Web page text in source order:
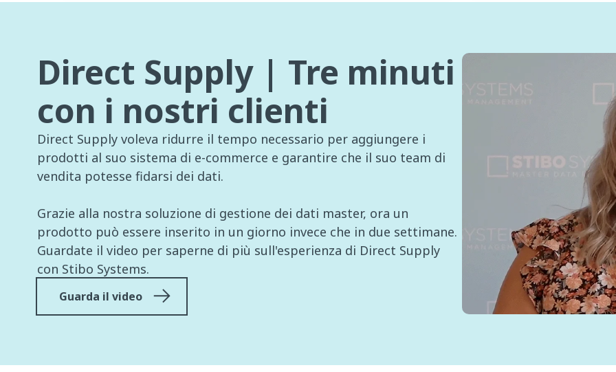
Direct Supply | Tre minuti
con i nostri clienti
Direct Supply voleva ridurre il tempo necessario per aggiungere i
prodotti al suo sistema di e-commerce e garantire che il suo team di
vendita potesse fidarsi dei dati.
Grazie alla nostra soluzione di gestione dei dati master, ora un
prodotto può essere inserito in un giorno invece che in due settimane.
Guardate il video per saperne di più sull'esperienza di Direct Supply
con Stibo Systems.
Guarda il video